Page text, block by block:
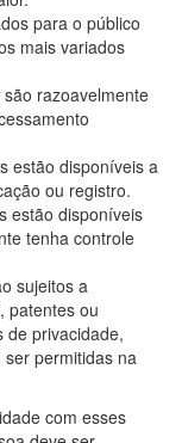
para o público
mais variados
razoavelmente
estão disponíveis a
ou registro.
estão disponíveis
tenha controle
sujeitos a
patentes ou
de privacidade,
permitidas na
com esses